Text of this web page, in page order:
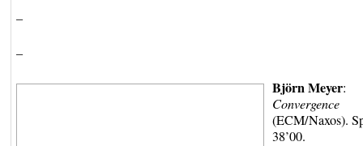
–
–
Björn Meyer:
Convergence
(ECM/Naxos).
38’00.